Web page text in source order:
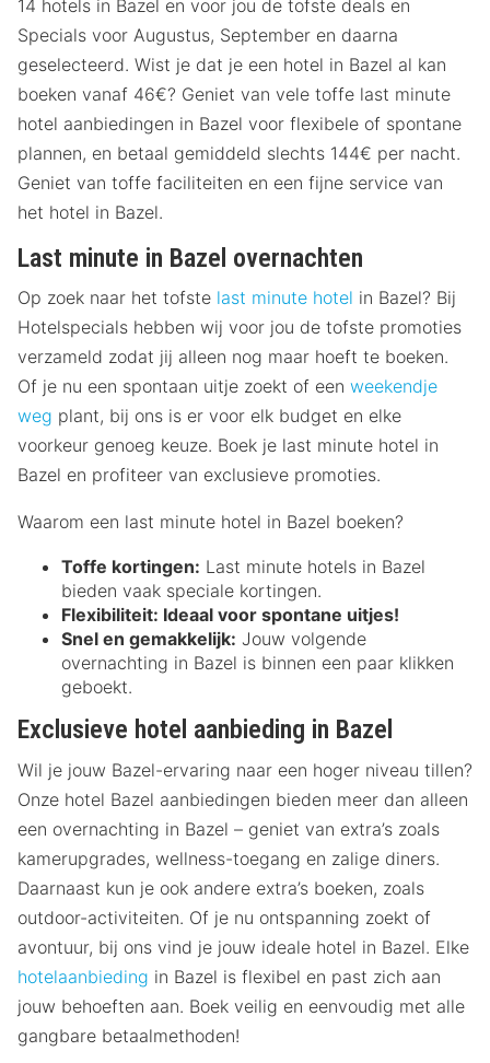
14 hotels in Bazel en voor jou de tofste deals en
Specials voor Augustus, September en daarna
geselecteerd. Wist je dat je een hotel in Bazel al kan
boeken vanaf 46€? Geniet van vele toffe last minute
hotel aanbiedingen in Bazel voor flexibele of spontane
plannen, en betaal gemiddeld slechts 144€ per nacht.
Geniet van toffe faciliteiten en een fijne service van
het hotel in Bazel.
Last minute in Bazel overnachten
Op zoek naar het tofste last minute hotel in Bazel? Bij
Hotelspecials hebben wij voor jou de tofste promoties
verzameld zodat jij alleen nog maar hoeft te boeken.
Of je nu een spontaan uitje zoekt of een weekendje
weg plant, bij ons is er voor elk budget en elke
voorkeur genoeg keuze. Boek je last minute hotel in
Bazel en profiteer van exclusieve promoties.
Waarom een last minute hotel in Bazel boeken?
Toffe kortingen: Last minute hotels in Bazel
bieden vaak speciale kortingen.
Flexibiliteit: Ideaal voor spontane uitjes!
Snel en gemakkelijk: Jouw volgende
overnachting in Bazel is binnen een paar klikken
geboekt.
Exclusieve hotel aanbieding in Bazel
Wil je jouw Bazel-ervaring naar een hoger niveau tillen?
Onze hotel Bazel aanbiedingen bieden meer dan alleen
een overnachting in Bazel – geniet van extra’s zoals
kamerupgrades, wellness-toegang en zalige diners.
Daarnaast kun je ook andere extra’s boeken, zoals
outdoor-activiteiten. Of je nu ontspanning zoekt of
avontuur, bij ons vind je jouw ideale hotel in Bazel. Elke
hotelaanbieding in Bazel is flexibel en past zich aan
jouw behoeften aan. Boek veilig en eenvoudig met alle
gangbare betaalmethoden!